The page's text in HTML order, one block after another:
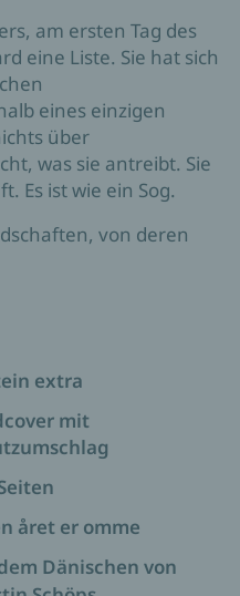
am ersten Tag des
eine Liste. Sie hat sich
eines einzigen
über
was sie antreibt. Sie
Es ist wie ein Sog.
von deren
uralte
Algenschalen.
geleiten sie zu
sie über
unumwundener
Fragen:
leben wir wirklich?
Blick auf die Welt
Jyllands-Posten
ist ein inspirierender
Natur in all ihrer
extra
mit
året er omme
Dänischen von